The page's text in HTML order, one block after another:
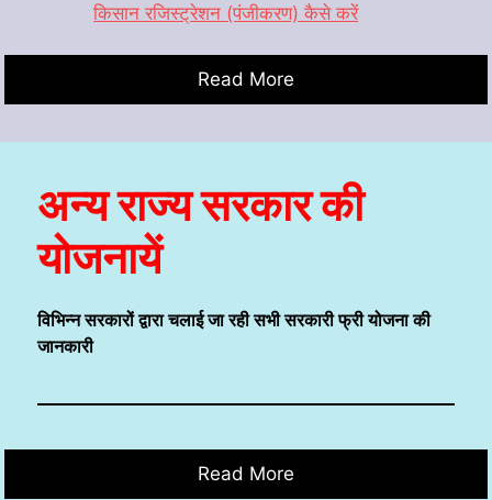
किसान रजिस्ट्रेशन (पंजीकरण) कैसे करें
Read More
अन्य राज्य सरकार की
योजनायें
विभिन्न सरकारों द्वारा चलाई जा रही सभी सरकारी फ्री योजना की
जानकारी
Read More